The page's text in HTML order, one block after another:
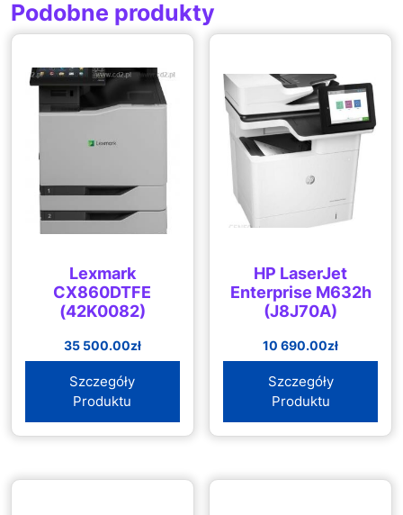
Podobne produkty
Lexmark
CX860DTFE
(42K0082)
35 500.00zł
Szczegóły
Produktu
HP LaserJet
Enterprise M632h
(J8J70A)
10 690.00zł
Szczegóły
Produktu